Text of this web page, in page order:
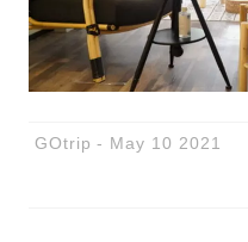
GOtrip May 10 2021